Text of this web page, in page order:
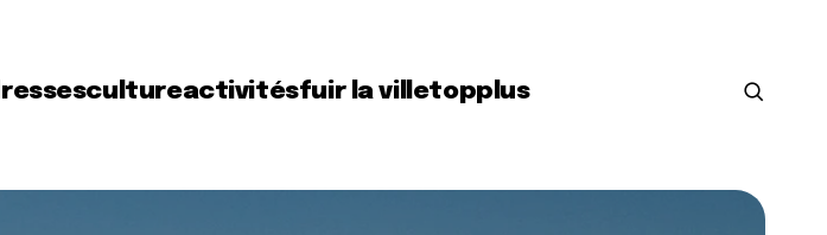
cultureactivitésfuir la villetopplus